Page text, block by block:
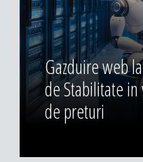
Gazduire web
de Stabilitate
de preturi